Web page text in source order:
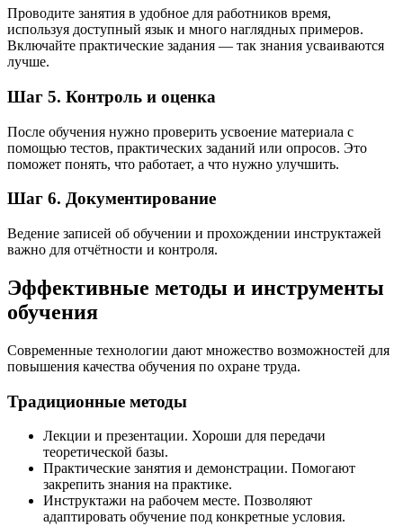
Проводите занятия в удобное для работников время,
используя доступный язык и много наглядных примеров.
Включайте практические задания — так знания усваиваются
лучше.
Шаг 5. Контроль и оценка
После обучения нужно проверить усвоение материала с
помощью тестов, практических заданий или опросов. Это
поможет понять, что работает, а что нужно улучшить.
Шаг 6. Документирование
Ведение записей об обучении и прохождении инструктажей
важно для отчётности и контроля.
Эффективные методы и инструменты
обучения
Современные технологии дают множество возможностей для
повышения качества обучения по охране труда.
Традиционные методы
Лекции и презентации. Хороши для передачи
теоретической базы.
Практические занятия и демонстрации. Помогают
закрепить знания на практике.
Инструктажи на рабочем месте. Позволяют
адаптировать обучение под конкретные условия.